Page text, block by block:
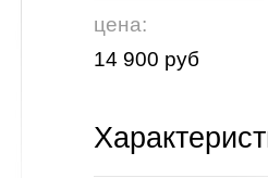
цена:
14 900 руб